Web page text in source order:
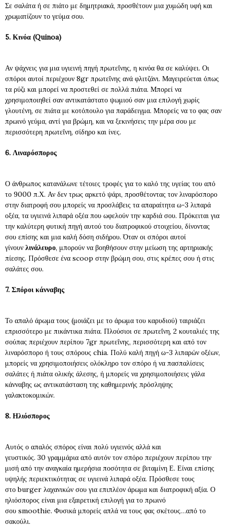
Σε σαλάτα ή σε πιάτο με δημητριακά, προσθέτουν μια χυμώδη υφή και
χρωματίζουν το γεύμα σου.
5. Κινόα (Quinoa)
Αν ψάχνεις για μια υγιεινή πηγή πρωτεΐνης, η κινόα θα σε καλύψει. Οι
σπόροι αυτοί περιέχουν 8gr πρωτεΐνης ανά φλιτζάνι. Μαγειρεύεται όπως
τα ρύζι και μπορεί να προστεθεί σε πολλά πιάτα. Μπορεί να
χρησιμοποιηθεί σαν αντικατάστατο ψωμιού σαν μια επιλογή χωρίς
γλουτένη, σε πιάτα με κοτόπουλο για παράδειγμα. Μπορείς να το φας σαν
πρωινό γεύμα, αντί για βρώμη, και να ξεκινήσεις την μέρα σου με
περισσότερη πρωτεΐνη, σίδηρο και ίνες.
6. Λιναρόσπορος
Ο άνθρωπος κατανάλωνε τέτοιες τροφές για το καλό της υγείας του από
το 9000 π.Χ. Αν δεν τρως αρκετό ψάρι, προσθέτοντας τον λιναρόσπορο
στην διατροφή σου μπορείς να προσλάβεις τα απαραίτητα ω-3 λιπαρά
οξέα, τα υγιεινά λιπαρά οξέα που ωφελούν την καρδιά σου. Πρόκειται για
την καλύτερη φυτική πηγή αυτού του διατροφικού στοιχείου, δίνοντας
σου επίσης και μια καλή δόση σιδήρου. Όταν οι σπόροι αυτοί
γίνουν λινάλευρο, μπορούν να βοηθήσουν στην μείωση της αρτηριακής
πίεσης. Πρόσθεσε ένα scoop στην βρώμη σου, στις κρέπες σου ή στις
σαλάτες σου.
7. Σπόροι κάνναβης
Το απαλό άρωμα τους (μοιάζει με το άρωμα του καρυδιού) ταιριάζει
επρισσότερο με πικάντικα πιάτα. Πλούσιοι σε πρωτεΐνη, 2 κουταλιές της
σούπας περιέχουν περίπου 7gr πρωτεΐνης, περισσότερη και από τον
λιναρόσπορο ή τους σπόρους chia. Πολύ καλή πηγή ω-3 λιπαρών οξέων,
μπορείς να χρησιμοποιήσεις ολόκληρο τον σπόρο ή να πασπαλίσεις
σαλάτες ή πιάτα ολικής άλεσης, ή μπορείς να χρησιμοποιήσεις γάλα
κάνναβης ως αντικατάσταση της καθημερινής πρόσληψης
γαλακτοκομικών.
8. Ηλιόσπορος
Αυτός ο απαλός σπόρος είναι πολύ υγιεινός αλλά και
γευστικός. 30 γραμμάρια από αυτόν τον σπόρο περιέχουν περίπου την
μισή από την αναγκαία ημερήσια ποσότητα σε βιταμίνη Ε. Είναι επίσης
υψηλής περιεκτικότητας σε υγιεινά λιπαρά οξέα. Πρόσθεσε τους
στοburger λαχανικών σου για επιπλέον άρωμα και διατροφική αξία. Ο
ηλιόσπορος είναι μια εξαιρετική επιλογή για το πρωινό
σου smoothie. Φυσικά μπορείς απλά να τους φας σκέτους…από το
σακούλι.